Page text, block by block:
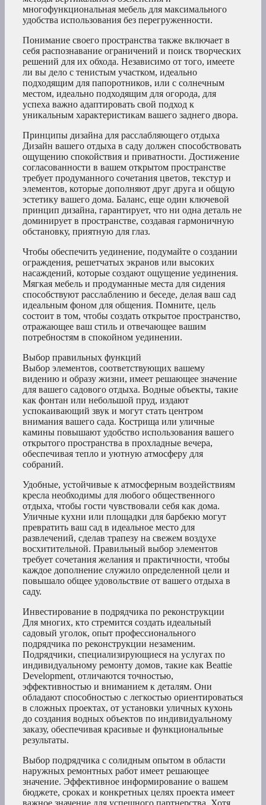
многофункциональная мебель для максимального
удобства использования без перегруженности.
Понимание своего пространства также включает в
себя распознавание ограничений и поиск творческих
решений для их обхода. Независимо от того, имеете
ли вы дело с тенистым участком, идеально
подходящим для папоротников, или с солнечным
местом, идеально подходящим для огорода, для
успеха важно адаптировать свой подход к
уникальным характеристикам вашего заднего двора.
Принципы дизайна для расслабляющего отдыха
Дизайн вашего отдыха в саду должен способствовать
ощущению спокойствия и приватности. Достижение
согласованности в вашем открытом пространстве
требует продуманного сочетания цветов, текстур и
элементов, которые дополняют друг друга и общую
эстетику вашего дома. Баланс, еще один ключевой
принцип дизайна, гарантирует, что ни одна деталь не
доминирует в пространстве, создавая гармоничную
обстановку, приятную для глаз.
Чтобы обеспечить уединение, подумайте о создании
ограждения, решетчатых экранов или высоких
насаждений, которые создают ощущение уединения.
Мягкая мебель и продуманные места для сидения
способствуют расслаблению и беседе, делая ваш сад
идеальным фоном для общения. Помните, цель
состоит в том, чтобы создать открытое пространство,
отражающее ваш стиль и отвечающее вашим
потребностям в спокойном уединении.
Выбор правильных функций
Выбор элементов, соответствующих вашему
видению и образу жизни, имеет решающее значение
для вашего садового отдыха. Водные объекты, такие
как фонтан или небольшой пруд, издают
успокаивающий звук и могут стать центром
внимания вашего сада. Кострища или уличные
камины повышают удобство использования вашего
открытого пространства в прохладные вечера,
обеспечивая тепло и уютную атмосферу для
собраний.
Удобные, устойчивые к атмосферным воздействиям
кресла необходимы для любого общественного
отдыха, чтобы гости чувствовали себя как дома.
Уличные кухни или площадки для барбекю могут
превратить ваш сад в идеальное место для
развлечений, сделав трапезу на свежем воздухе
восхитительной. Правильный выбор элементов
требует сочетания желания и практичности, чтобы
каждое дополнение служило определенной цели и
повышало общее удовольствие от вашего отдыха в
саду.
Инвестирование в подрядчика по реконструкции
Для многих, кто стремится создать идеальный
садовый уголок, опыт профессионального
подрядчика по реконструкции незаменим.
Подрядчики, специализирующиеся на услугах по
индивидуальному ремонту домов, такие как Beattie
Development, отличаются точностью,
эффективностью и вниманием к деталям. Они
обладают способностью с легкостью ориентироваться
в сложных проектах, от установки уличных кухонь
до создания водных объектов по индивидуальному
заказу, обеспечивая красивые и функциональные
результаты.
Выбор подрядчика с солидным опытом в области
наружных ремонтных работ имеет решающее
значение. Эффективное информирование о вашем
бюджете, сроках и конкретных целях проекта имеет